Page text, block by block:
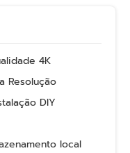
4K
Resolução
DIY
local